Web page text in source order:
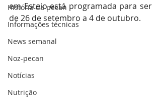
História da pecan
Informações técnicas
News semanal
Noz-pecan
Notícias
Nutrição
em Esteio está programada para ser
de 26 de setembro a 4 de outubro.